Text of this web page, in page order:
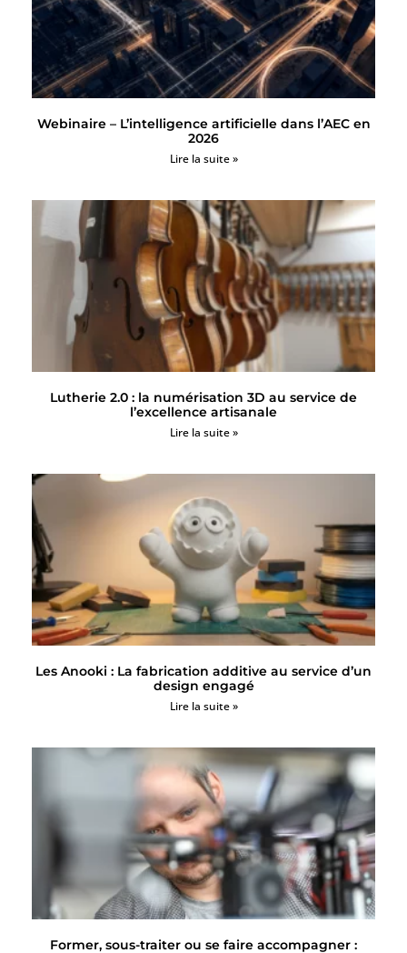
Webinaire – L’intelligence artificielle dans l’AEC en
2026
Lire la suite »
Lutherie 2.0 : la numérisation 3D au service de
l’excellence artisanale
Lire la suite »
Les Anooki : La fabrication additive au service d’un
design engagé
Lire la suite »
Former, sous-traiter ou se faire accompagner :